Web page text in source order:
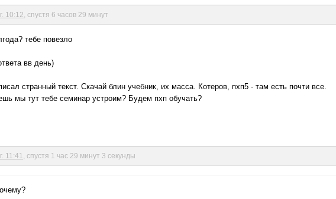
10:12 , спустя 6 часов 29 минут
тебе повезло
вв день)
странный текст. Скачай блин учебник, их масса. Котеров, пхп5 - там есть почти все.
мы тут тебе семинар устроим? Будем пхп обучать?
11:41 , спустя 1 час 29 минут 3 секунды